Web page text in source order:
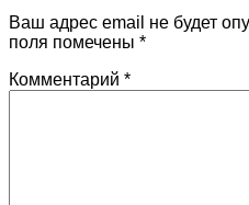
Ваш адрес email не будет
поля помечены *
Комментарий *